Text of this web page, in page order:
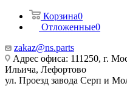
Корзина0
Отложенные0
zakaz@ns.parts
Адрес офиса: 111250, г.
Ильича, Лефортово
ул. Проезд завода Серп и